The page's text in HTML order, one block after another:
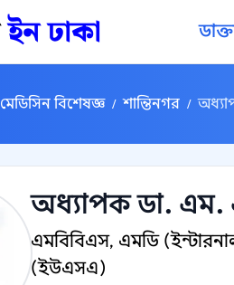
মেডিসিন বিশেষজ্ঞ / শান্তিনগর /
অধ্যাপক ডা. এম.
এমবিবিএস, এমডি
(ইউএসএ)